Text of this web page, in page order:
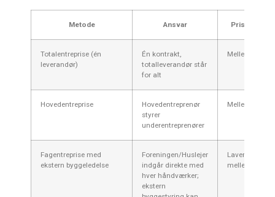
Metode Ansvar Prisniveau
Totalentreprise (én
leverandør)
Én kontrakt,
totalleverandør står
for alt
Mellem–høj
Hovedentreprise
Hovedentreprenør
styrer
underentreprenører
Mellem
Fagentreprise med
ekstern byggeledelse
Foreningen/Huslejer
indgår direkte med
hver håndværker;
ekstern
Lavere–
mellem